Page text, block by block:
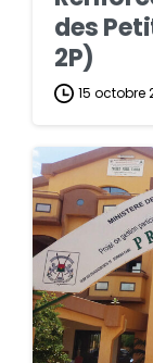
des
2P)
15 octobre